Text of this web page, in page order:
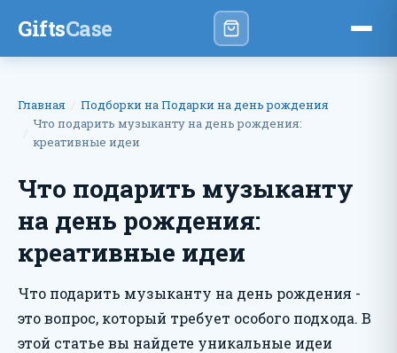
GiftsCase
Главная
Подборки на Подарки на день рождения
Что подарить музыканту на день рождения:
креативные идеи
Что подарить музыканту
на день рождения:
креативные идеи
Что подарить музыканту на день рождения -
это вопрос, который требует особого подхода. В
этой статье вы найдете уникальные идеи